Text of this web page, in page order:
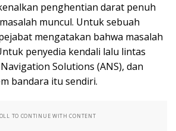
penghentian darat penuh
muncul. Untuk sebuah
mengatakan bahwa masalah
penyedia kendali lalu lintas
Solutions (ANS), dan
bandara itu sendiri.
TO CONTINUE WITH CONTENT